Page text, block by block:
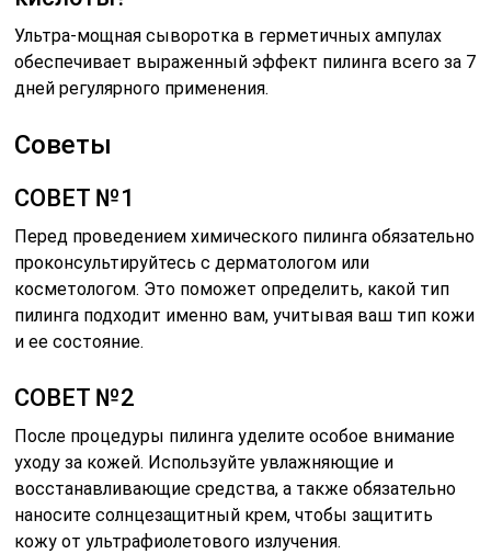
Ультра-мощная сыворотка в герметичных ампулах
обеспечивает выраженный эффект пилинга всего за 7
дней регулярного применения.
Советы
СОВЕТ №1
Перед проведением химического пилинга обязательно
проконсультируйтесь с дерматологом или
косметологом. Это поможет определить, какой тип
пилинга подходит именно вам, учитывая ваш тип кожи
и ее состояние.
СОВЕТ №2
После процедуры пилинга уделите особое внимание
уходу за кожей. Используйте увлажняющие и
восстанавливающие средства, а также обязательно
наносите солнцезащитный крем, чтобы защитить
кожу от ультрафиолетового излучения.